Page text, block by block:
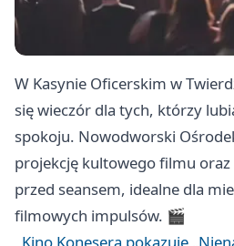
W Kasynie Oficerskim w
się wieczór dla tych, którzy
spokoju. Nowodworski
projekcję kultowego filmu
przed seansem, idealne dla
filmowych impulsów. 🎬